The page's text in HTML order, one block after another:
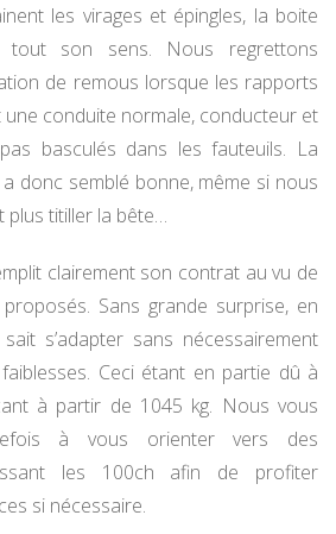
les virages et épingles, la boite
tout son sens. Nous regrettons
de remous lorsque les rapports
conduite normale, conducteur et
basculés dans les fauteuils. La
donc semblé bonne, même si nous
plus titiller la bête…
clairement son contrat au vu de
Sans grande surprise, en
s’adapter sans nécessairement
Ceci étant en partie dû à
à partir de 1045 kg. Nous vous
à vous orienter vers des
les 100ch afin de profiter
si nécessaire.